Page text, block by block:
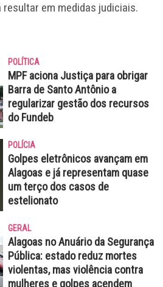
em medidas judiciais.
POLÍTICA
MPF aciona Justiça para obrigar
Barra de Santo Antônio a
regularizar gestão dos recursos
do Fundeb
POLÍCIA
Golpes eletrônicos avançam em
Alagoas e já representam quase
um terço dos casos de
estelionato
GERAL
Alagoas no Anuário da Segurança
Pública: estado reduz mortes
violentas, mas violência contra
mulheres e golpes acendem